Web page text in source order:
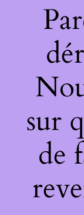
sur
de